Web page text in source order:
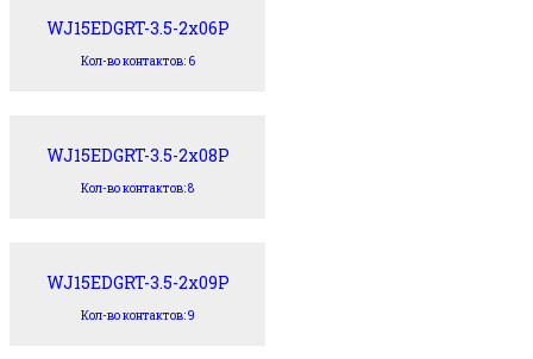
WJ15EDGRT-3.5-2x06P
Кол-во контактов: 6
WJ15EDGRT-3.5-2x08P
Кол-во контактов: 8
WJ15EDGRT-3.5-2x09P
Кол-во контактов: 9